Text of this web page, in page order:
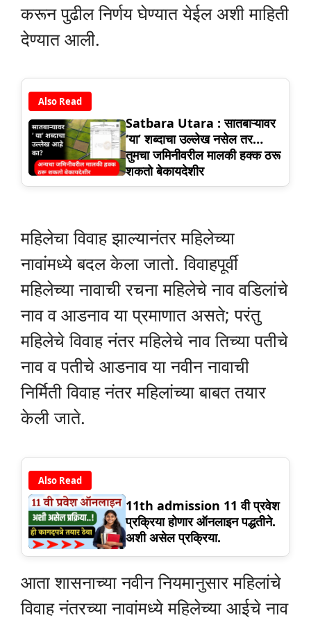
करून पुढील निर्णय घेण्यात येईल अशी माहिती
देण्यात आली.
Also Read
Satbara Utara : सातबाऱ्यावर
‘या’ शब्दाचा उल्लेख नसेल तर…
तुमचा जमिनीवरील मालकी हक्क ठरू
शकतो बेकायदेशीर
महिलेचा विवाह झाल्यानंतर महिलेच्या
नावांमध्ये बदल केला जातो. विवाहपूर्वी
महिलेच्या नावाची रचना महिलेचे नाव वडिलांचे
नाव व आडनाव या प्रमाणात असते; परंतु
महिलेचे विवाह नंतर महिलेचे नाव तिच्या पतीचे
नाव व पतीचे आडनाव या नवीन नावाची
निर्मिती विवाह नंतर महिलांच्या बाबत तयार
केली जाते.
Also Read
11th admission 11 वी प्रवेश
प्रक्रिया होणार ऑनलाइन पद्धतीने.
अशी असेल प्रक्रिया.
आता शासनाच्या नवीन नियमानुसार महिलांचे
विवाह नंतरच्या नावांमध्ये महिलेच्या आईचे नाव